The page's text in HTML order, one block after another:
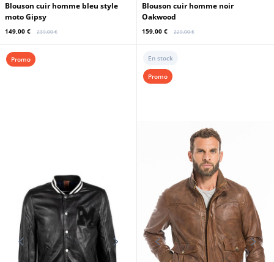
Blouson cuir homme bleu style
moto Gipsy
149,00 € 239,00 €
Blouson cuir homme noir
Oakwood
159,00 € 229,00 €
Promo En stock
Promo